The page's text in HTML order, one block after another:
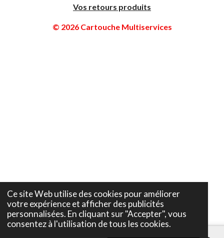
Ce site Web utilise des cookies pour améliorer
votre expérience et afficher des publicités
personnalisées. En cliquant sur "Accepter", vous
consentez à l'utilisation de tous les cookies.
Vos retours produits
© 2026 Cartouche Multiservices